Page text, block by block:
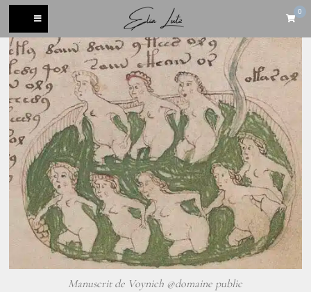
0
Manuscrit de Voynich @domaine public